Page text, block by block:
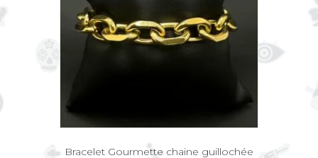
Bracelet Gourmette chaine guillochée